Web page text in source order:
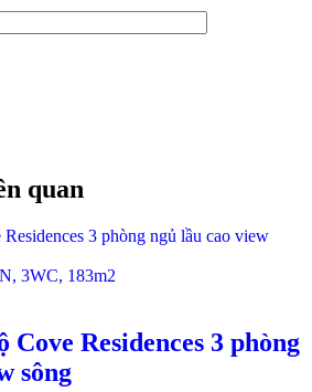
mục: Các căn hộ sẽ có các view
chân trời về quận 1 & quận 4,
Sàn gạch , máy lạnh ẩn (Khu vực
tắm & Thiết bị vệ sinh, máy nước
và Ở trên), tủ quần áo gắn sẵn,
thuật số, khóa cửa.
Jacuzzi, hồ tạo sóng (L3), khu
leo núi cho trẻ em, chạy bộ cao
khu vực thể dục ngoài trời, bể
tập thể dục , phòng giải trí đặc
vui chơi trong nhà cho trẻ.
quan
, 3WC, 183m2
Cove Residences 3 phòng
sông